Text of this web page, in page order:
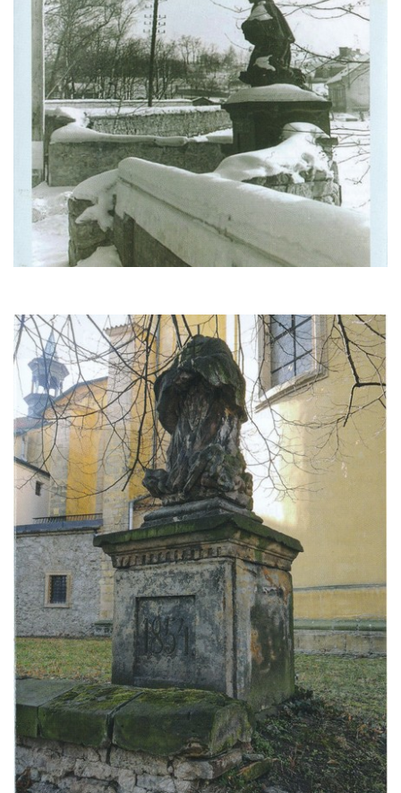
Socha na náměstí J. V. Kamarýta ve
Velešíně
Pomník J. V. Kamarýta v Krumlovské ulici ve
Velešíně
Pamětní deska arcibiskupa Micara ve
vstupu do poutního místa Římov
Plastika Koule v Gutenbergově ulici v
Liberci
Pamětní deska Vojtěcha Kocmicha na
domě čp. 37 v ulici Betlém v Římově
Socha svatého Jana Nepomuckého v
Třebušíně
Pamětní deska Johanna Nepomuka
Fischera na domě čp. 5/16 na třídě 9.
května v Rumburku
Pamětní deska Johanna Neumanna
severně od Tokáně
Obrázek svatého Huberta na buku svatého
Huberta
Obrázek svatého Jakuba na skále u cesty
východně od Srbské Kamenice
Busta Jana Amose Komenského na domě
čp. 37 v Račicích
Socha ležícího koně v Sadech
Československé armády v Teplicích
Socha Medvídě v Tierpark Chemnitz
Sochy Ležící žena v Tierpark Chemnitz
Sochy Ptáci v Tierpark Chemnitz